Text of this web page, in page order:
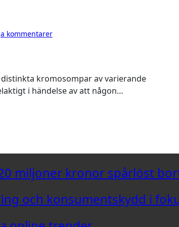
kommentarer
i händelse av att någon…
miljoner kronor spårlöst
och konsumentskydd i